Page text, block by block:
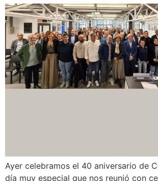
Ayer celebramos el 40 aniversario de
día muy especial que nos reunió con